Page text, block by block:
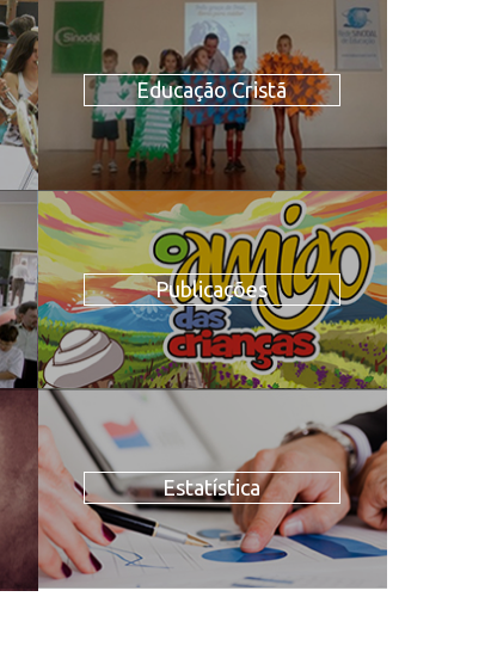
Educação Cristã
Publicações
Estatística